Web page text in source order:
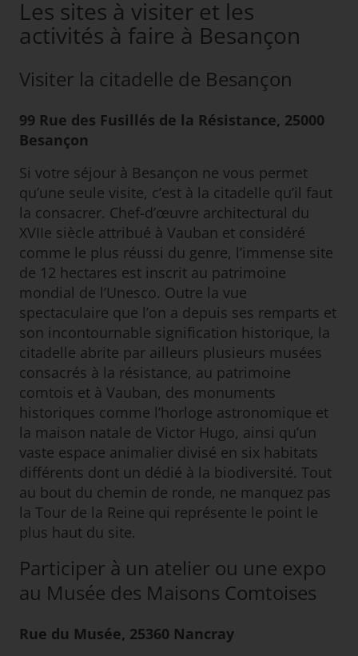
Les sites à visiter et les
activités à faire à Besançon
Visiter la citadelle de Besançon
99 Rue des Fusillés de la Résistance, 25000
Besançon
Si votre séjour à Besançon ne vous permet
qu’une seule visite, c’est à la citadelle qu’il faut
la consacrer. Chef-d’œuvre architectural du
XVIIe siècle attribué à Vauban et considéré
comme le plus réussi du genre, l’immense site
de 12 hectares est inscrit au patrimoine
mondial de l’Unesco. Outre la vue
spectaculaire que l’on a depuis ses remparts et
son incontournable signification historique, la
citadelle abrite par ailleurs plusieurs musées
consacrés à la résistance, au patrimoine
comtois et à Vauban, des monuments
historiques comme l’horloge astronomique et
la maison natale de Victor Hugo, ainsi qu’un
vaste espace animalier divisé en six habitats
différents dont un dédié à la biodiversité. Tout
au bout du chemin de ronde, ne manquez pas
la Tour de la Reine qui représente le point le
plus haut du site.
Participer à un atelier ou une expo
au Musée des Maisons Comtoises
Rue du Musée, 25360 Nancray